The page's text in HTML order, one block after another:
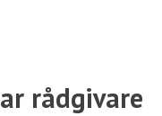
rådgivare